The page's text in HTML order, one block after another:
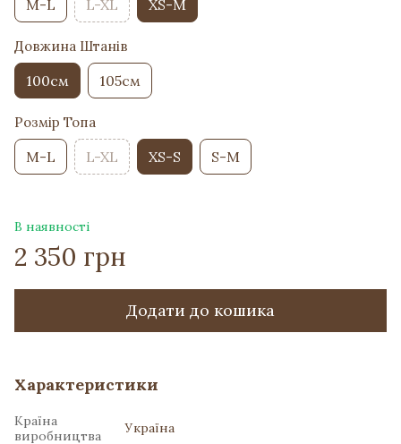
M-L L-XL XS-M
Довжина Штанів
100см 105см
Розмір Топа
M-L L-XL XS-S S-M
В наявності
2 350 грн
Додати до кошика
Характеристики
Країна
виробництва
Україна